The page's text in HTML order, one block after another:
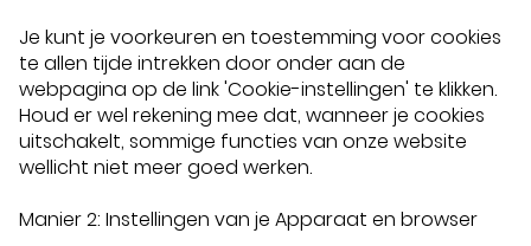
Je kunt je voorkeuren en toestemming voor cookies
te allen tijde intrekken door onder aan de
webpagina op de link 'Cookie-instellingen' te klikken.
Houd er wel rekening mee dat, wanneer je cookies
uitschakelt, sommige functies van onze website
wellicht niet meer goed werken.
Manier 2: Instellingen van je Apparaat en browser